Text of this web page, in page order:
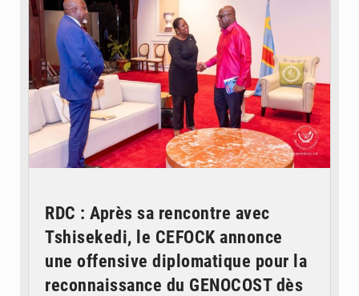
RDC : Après sa rencontre avec
Tshisekedi, le CEFOCK annonce
une offensive diplomatique pour la
reconnaissance du GENOCOST dès